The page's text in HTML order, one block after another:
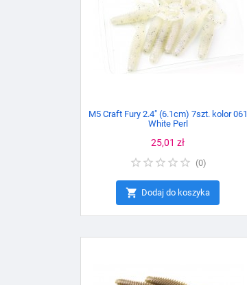
M5 Craft Fury 2.4" (6.1cm) 7szt. kolor 061
White Perl
Cena
25,01 zł
(0)
 Dodaj do koszyka